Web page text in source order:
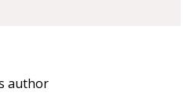
author